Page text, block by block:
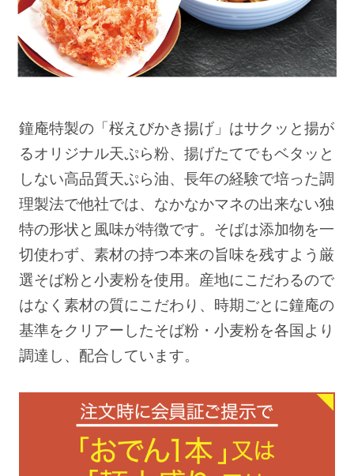
鐘庵特製の「桜えびかき揚げ」はサクッと揚が
るオリジナル天ぷら粉、揚げたてでもベタッと
しない高品質天ぷら油、長年の経験で培った調
理製法で他社では、なかなかマネの出来ない独
特の形状と風味が特徴です。そばは添加物を一
切使わず、素材の持つ本来の旨味を残すよう厳
選そば粉と小麦粉を使用。産地にこだわるので
はなく素材の質にこだわり、時期ごとに鐘庵の
基準をクリアーしたそば粉・小麦粉を各国より
調達し、配合しています。